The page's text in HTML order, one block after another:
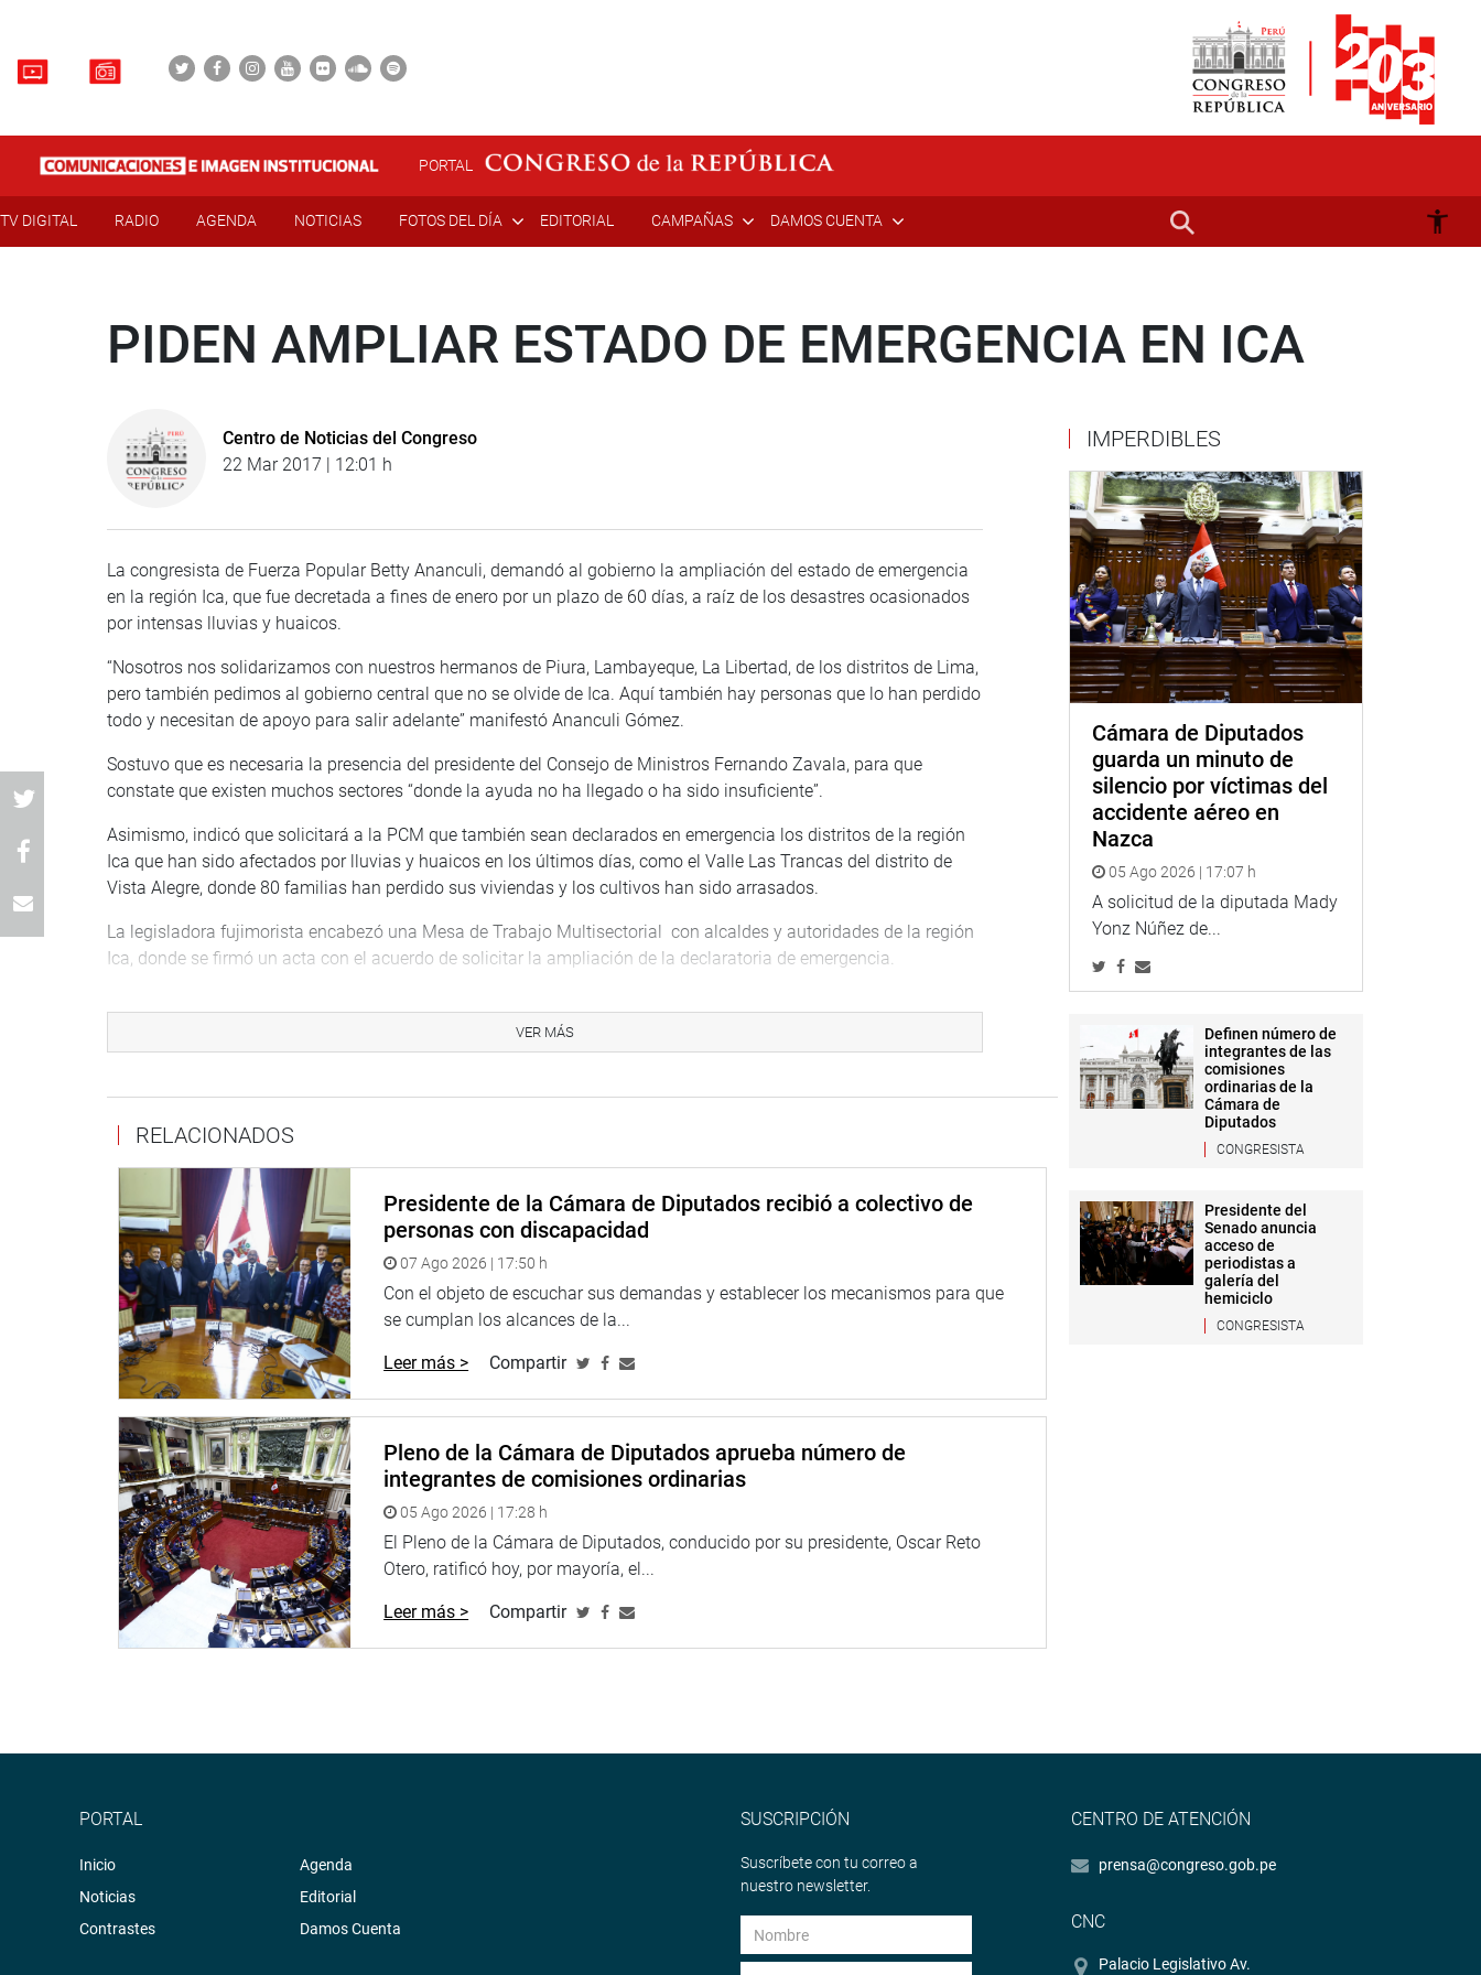
PORTAL
TV DIGITAL RADIO AGENDA NOTICIAS FOTOS DEL DÍA EDITORIAL CAMPAÑAS DAMOS CUENTA
PIDEN AMPLIAR ESTADO DE EMERGENCIA EN ICA
Centro de Noticias del Congreso
22 Mar 2017 | 12:01 h
La congresista de Fuerza Popular Betty Ananculi, demandó al gobierno la ampliación del estado de emergencia
en la región Ica, que fue decretada a fines de enero por un plazo de 60 días, a raíz de los desastres ocasionados
por intensas lluvias y huaicos.
“Nosotros nos solidarizamos con nuestros hermanos de Piura, Lambayeque, La Libertad, de los distritos de Lima,
pero también pedimos al gobierno central que no se olvide de Ica. Aquí también hay personas que lo han perdido
todo y necesitan de apoyo para salir adelante” manifestó Ananculi Gómez.
Sostuvo que es necesaria la presencia del presidente del Consejo de Ministros Fernando Zavala, para que
constate que existen muchos sectores “donde la ayuda no ha llegado o ha sido insuficiente”.
Asimismo, indicó que solicitará a la PCM que también sean declarados en emergencia los distritos de la región
Ica que han sido afectados por lluvias y huaicos en los últimos días, como el Valle Las Trancas del distrito de
Vista Alegre, donde 80 familias han perdido sus viviendas y los cultivos han sido arrasados.
La legisladora fujimorista encabezó una Mesa de Trabajo Multisectorial con alcaldes y autoridades de la región
Ica, donde se firmó un acta con el acuerdo de solicitar la ampliación de la declaratoria de emergencia.
cargadores frontales, volquetes, motorrecicladores, compactadores, entre otros.
suficientes razones para que el gobierno amplíe el estado de emergencia en Ica” finalizó.
DESPACHO CONGRESAL
VER MÁS
RELACIONADOS
Presidente de la Cámara de Diputados recibió a colectivo de
personas con discapacidad
07 Ago 2026 | 17:50 h
Con el objeto de escuchar sus demandas y establecer los mecanismos para que
se cumplan los alcances de la...
Leer más > Compartir
Pleno de la Cámara de Diputados aprueba número de
integrantes de comisiones ordinarias
05 Ago 2026 | 17:28 h
El Pleno de la Cámara de Diputados, conducido por su presidente, Oscar Reto
Otero, ratificó hoy, por mayoría, el...
Leer más > Compartir
IMPERDIBLES
Cámara de Diputados
guarda un minuto de
silencio por víctimas del
accidente aéreo en
Nazca
05 Ago 2026 | 17:07 h
A solicitud de la diputada Mady
Yonz Núñez de...
Definen número de
integrantes de las
comisiones
ordinarias de la
Cámara de
Diputados
CONGRESISTA
Presidente del
Senado anuncia
acceso de
periodistas a
galería del
hemiciclo
CONGRESISTA
PORTAL
Inicio
Noticias
Contrastes
Agenda
Editorial
Damos Cuenta
SUSCRIPCIÓN
Suscríbete con tu correo a
nuestro newsletter.
CENTRO DE ATENCIÓN
prensa@congreso.gob.pe
CNC
Palacio Legislativo Av.